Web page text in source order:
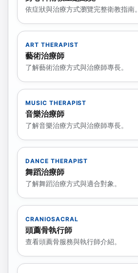
依症狀與治療方式瀏覽完整衛教指南。
ART THERAPIST
藝術治療師
了解藝術治療方式與治療師專長。
MUSIC THERAPIST
音樂治療師
了解音樂治療方式與治療師專長。
DANCE THERAPIST
舞蹈治療師
了解舞蹈治療方式與適合對象。
CRANIOSACRAL
頭薦骨執行師
查看頭薦骨服務與執行師介紹。